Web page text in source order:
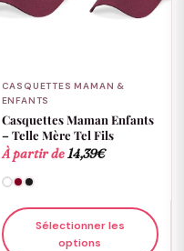
CASQUETTES MAMAN &
ENFANTS
Casquettes Maman Enfants
– Telle Mère Tel Fils
À partir de14,39€
Sélectionner les
options